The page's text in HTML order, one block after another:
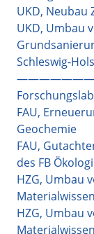
UKD, Neubau
UKD, Umbau
Schleswig-
FAU,
Geochemie
FAU,
des FB
HZG, Umbau
HZG, Umbau